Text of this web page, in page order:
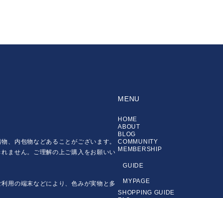
、内包物などあることがございます。
ません。ご理解の上ご購入をお願いい
用の端末などにより、色みが実物と多
MENU
HOME
ABOUT
BLOG
COMMUNITY
MEMBERSHIP
GUIDE
MYPAGE
SHOPPING GUIDE